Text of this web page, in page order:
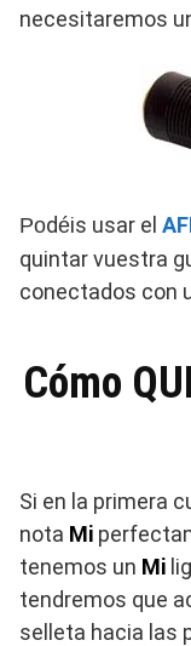
necesitaremos
Podéis usar el
quintar vuestra
conectados con
Cómo
Si en la primera
nota Mi
tenemos un Mi
tendremos que
selleta hacia las